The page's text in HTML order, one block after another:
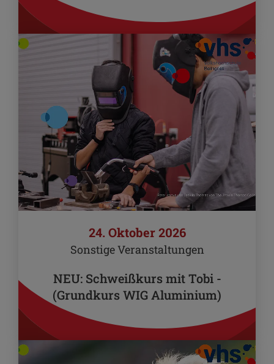
24. Oktober 2026
Sonstige Veranstaltungen
NEU: Schweißkurs mit Tobi -
(Grundkurs WIG Aluminium)